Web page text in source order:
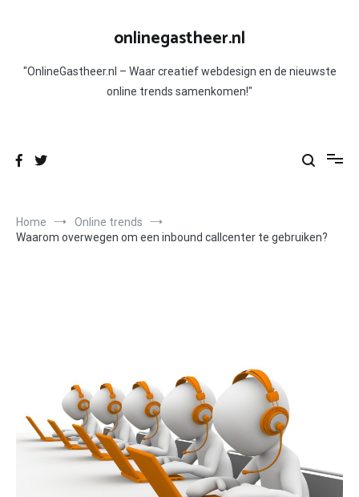
onlinegastheer.nl
"OnlineGastheer.nl – Waar creatief webdesign en de nieuwste
online trends samenkomen!"
Home
Online trends
Waarom overwegen om een inbound callcenter te gebruiken?